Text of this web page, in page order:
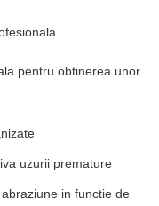
pentru obtinerea unor
uzurii premature
in functie de